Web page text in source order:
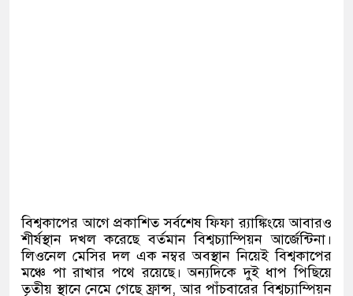
বিশ্বকাপের আগে প্রকাশিত সর্বশেষ ফিফা র‍্যাঙ্কিংয়ে আবারও
শীর্ষস্থান দখল করেছে বর্তমান বিশ্বচ্যাম্পিয়ন আর্জেন্টিনা।
লিওনেল মেসির দল এক নম্বর অবস্থান নিয়েই বিশ্বকাপের
মঞ্চে পা রাখার পথে রয়েছে। অন্যদিকে দুই ধাপ পিছিয়ে
তৃতীয় স্থানে নেমে গেছে ফ্রান্স, আর পাঁচবারের বিশ্বচ্যাম্পিয়ন